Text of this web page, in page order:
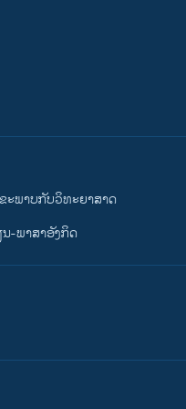
ະພາບກັບວິທະຍາສາດ
ນ-ພາສາອັງກິດ